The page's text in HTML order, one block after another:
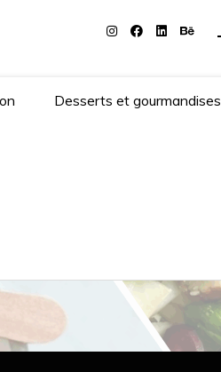
Desserts et gourmandises